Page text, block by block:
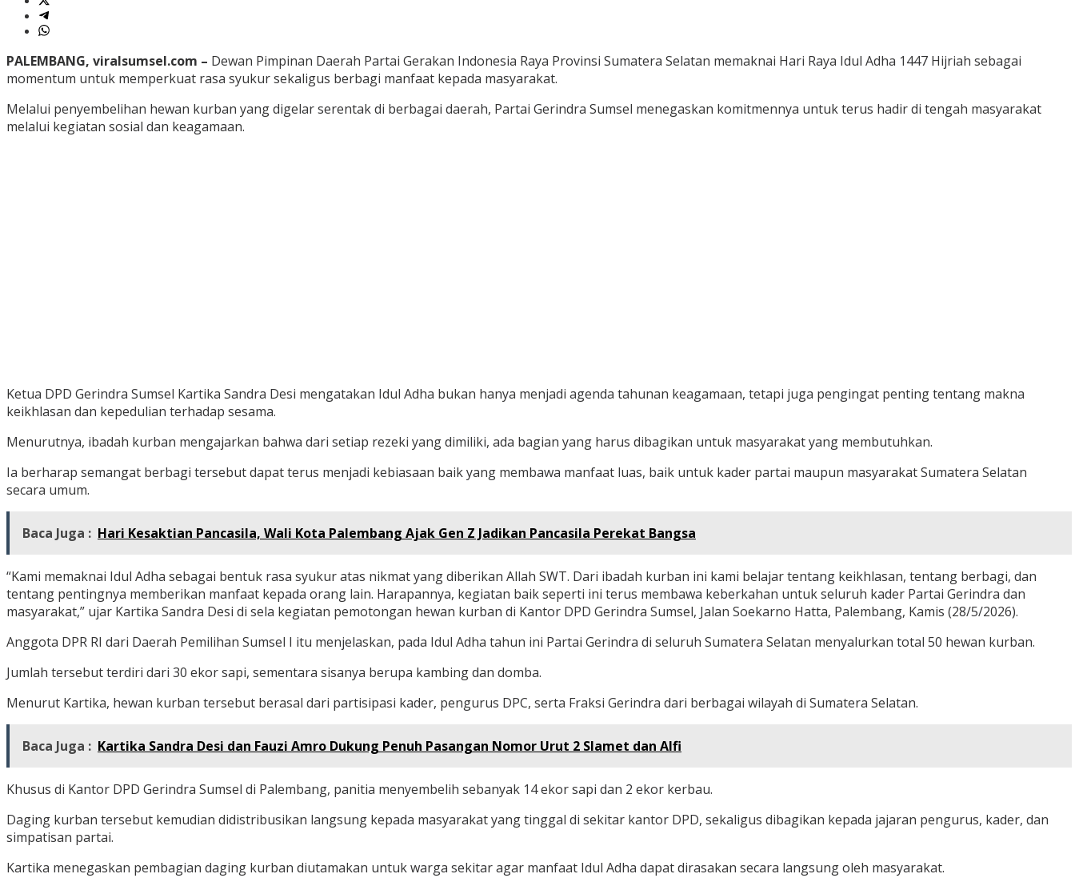
PALEMBANG, viralsumsel.com – Dewan Pimpinan Daerah Partai Gerakan Indonesia Raya Provinsi Sumatera Selatan memaknai Hari Raya Idul Adha 1447 Hijriah sebagai
momentum untuk memperkuat rasa syukur sekaligus berbagi manfaat kepada masyarakat.
Melalui penyembelihan hewan kurban yang digelar serentak di berbagai daerah, Partai Gerindra Sumsel menegaskan komitmennya untuk terus hadir di tengah masyarakat
melalui kegiatan sosial dan keagamaan.
Ketua DPD Gerindra Sumsel Kartika Sandra Desi mengatakan Idul Adha bukan hanya menjadi agenda tahunan keagamaan, tetapi juga pengingat penting tentang makna
keikhlasan dan kepedulian terhadap sesama.
Menurutnya, ibadah kurban mengajarkan bahwa dari setiap rezeki yang dimiliki, ada bagian yang harus dibagikan untuk masyarakat yang membutuhkan.
Ia berharap semangat berbagi tersebut dapat terus menjadi kebiasaan baik yang membawa manfaat luas, baik untuk kader partai maupun masyarakat Sumatera Selatan
secara umum.
Baca Juga : Hari Kesaktian Pancasila, Wali Kota Palembang Ajak Gen Z Jadikan Pancasila Perekat Bangsa
“Kami memaknai Idul Adha sebagai bentuk rasa syukur atas nikmat yang diberikan Allah SWT. Dari ibadah kurban ini kami belajar tentang keikhlasan, tentang berbagi, dan
tentang pentingnya memberikan manfaat kepada orang lain. Harapannya, kegiatan baik seperti ini terus membawa keberkahan untuk seluruh kader Partai Gerindra dan
masyarakat,” ujar Kartika Sandra Desi di sela kegiatan pemotongan hewan kurban di Kantor DPD Gerindra Sumsel, Jalan Soekarno Hatta, Palembang, Kamis (28/5/2026).
Anggota DPR RI dari Daerah Pemilihan Sumsel I itu menjelaskan, pada Idul Adha tahun ini Partai Gerindra di seluruh Sumatera Selatan menyalurkan total 50 hewan kurban.
Jumlah tersebut terdiri dari 30 ekor sapi, sementara sisanya berupa kambing dan domba.
Menurut Kartika, hewan kurban tersebut berasal dari partisipasi kader, pengurus DPC, serta Fraksi Gerindra dari berbagai wilayah di Sumatera Selatan.
Baca Juga : Kartika Sandra Desi dan Fauzi Amro Dukung Penuh Pasangan Nomor Urut 2 Slamet dan Alfi
Khusus di Kantor DPD Gerindra Sumsel di Palembang, panitia menyembelih sebanyak 14 ekor sapi dan 2 ekor kerbau.
Daging kurban tersebut kemudian didistribusikan langsung kepada masyarakat yang tinggal di sekitar kantor DPD, sekaligus dibagikan kepada jajaran pengurus, kader, dan
simpatisan partai.
Kartika menegaskan pembagian daging kurban diutamakan untuk warga sekitar agar manfaat Idul Adha dapat dirasakan secara langsung oleh masyarakat.